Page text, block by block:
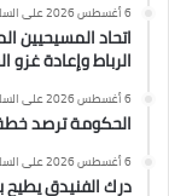
6 أغسطس 2026 على الساعة 12:12 مساءً
اتحاد المسيحيين
الرباط وإعادة غزو
6 أغسطس 2026 على الساعة 11:42 صباحًا
الحكومة ترصد خطة بــ 15 مليار درهم لإنعاش التشغيل
6 أغسطس 2026 على الساعة 11:09 صباحًا
درك الفنيدق